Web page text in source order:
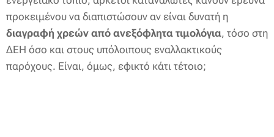
προκειμένου να διαπιστώσουν αν είναι δυνατή η
διαγραφή χρεών από ανεξόφλητα τιμολόγια, τόσο στη
ΔΕΗ όσο και στους υπόλοιπους εναλλακτικούς
παρόχους. Είναι, όμως, εφικτό κάτι τέτοιο;